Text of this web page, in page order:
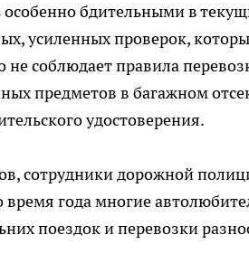
бдительными в
усиленных проверок,
не соблюдает правила
предметов в багажном
удостоверения.
сотрудники дорожной
время года многие
поездок и перевозки